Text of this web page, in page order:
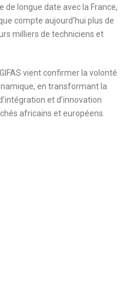
de longue date avec la France,
compte aujourd’hui plus de
milliers de techniciens et
vient confirmer la volonté
en transformant la
et d’innovation
africains et européens.